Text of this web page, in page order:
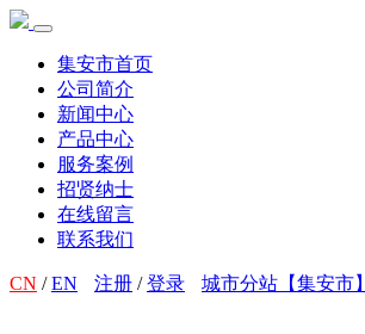
集安市首页
公司简介
新闻中心
产品中心
服务案例
招贤纳士
在线留言
联系我们
CN /EN 注册 /登录 城市分站【集安市】